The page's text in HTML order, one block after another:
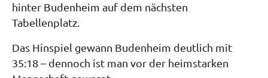
hinter Budenheim auf dem nächsten
Tabellenplatz.
Das Hinspiel gewann Budenheim deutlich mit
35:18 – dennoch ist man vor der heimstarken